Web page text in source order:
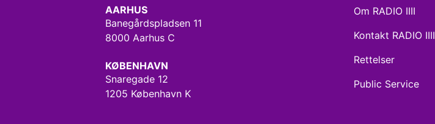
AARHUS
Banegårdspladsen 11
8000 Aarhus C
KØBENHAVN
Snaregade 12
1205 København K
Om RADIO IIII
Kontakt RADIO IIII
Rettelser
Public Service